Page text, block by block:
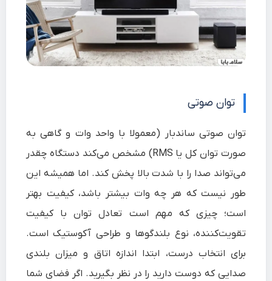
توان صوتی
توان صوتی ساندبار (معمولا با واحد وات و گاهی به
صورت توان کل یا RMS) مشخص می‌کند دستگاه چقدر
می‌تواند صدا را با شدت بالا پخش کند. اما همیشه این‌
طور نیست که هر چه وات بیشتر باشد، کیفیت بهتر
است؛ چیزی که مهم است تعادل توان با کیفیت
تقویت‌کننده، نوع بلندگوها و طراحی آکوستیک است.
برای انتخاب درست، ابتدا اندازه اتاق و میزان بلندی
صدایی که دوست دارید را در نظر بگیرید. اگر فضای شما